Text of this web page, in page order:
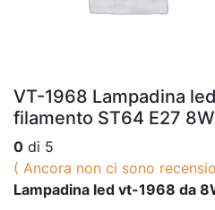
VT-1968 Lampadina
filamento ST64 E27 8W
0 di 5
( Ancora non ci sono
Lampadina led vt-1968 da